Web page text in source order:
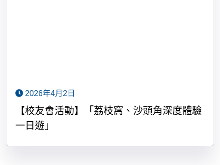
2026年4月2日
【校友會活動】「荔枝窩、沙頭角深度體驗
一日遊」